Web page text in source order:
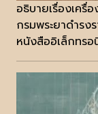
อธิบายเรื่องเครื่
กรมพระยาดำรง
หนังสืออิเล็กทร